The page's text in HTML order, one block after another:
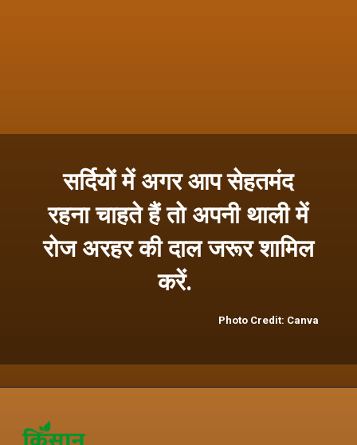
सर्दियों में अगर आप सेहतमंद
रहना चाहते हैं तो अपनी थाली में
रोज अरहर की दाल जरूर शामिल
करें.
Photo Credit: Canva